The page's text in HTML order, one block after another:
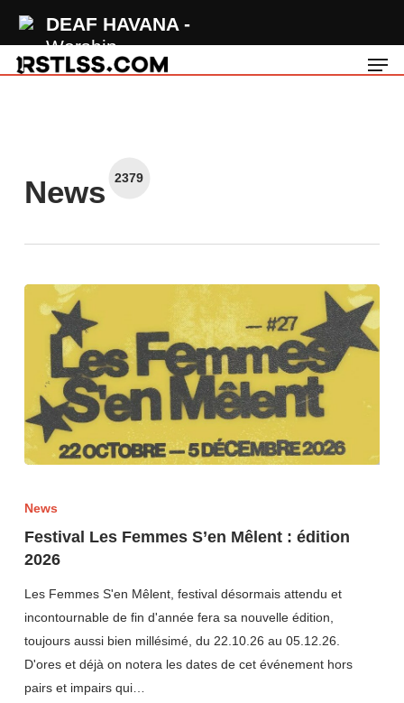
DEAF HAVANA
Worship
main
News 2379
News
Festival Les Femmes S’en Mêlent : édition
2026
Les Femmes S'en Mêlent, festival désormais attendu et
incontournable de fin d'année fera sa nouvelle édition,
toujours aussi bien millésimé, du 22.10.26 au 05.12.26.
D'ores et déjà on notera les dates de cet événement hors
pairs et impairs qui…